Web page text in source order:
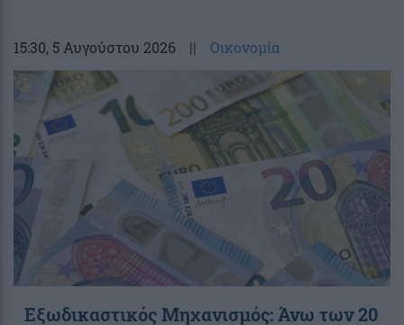
15:30, 5 Αυγούστου 2026 || Οικονομία
Εξωδικαστικός Μηχανισμός: Άνω των 20